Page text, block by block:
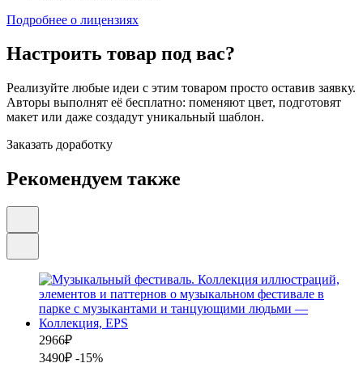
Подробнее о лицензиях
Настроить товар под вас?
Реализуйте любые идеи с этим товаром просто оставив заявку.
Авторы выполнят её бесплатно: поменяют цвет, подготовят
макет или даже создадут уникальный шаблон.
Заказать доработку
Рекомендуем также
2966₽
3490₽ -15%